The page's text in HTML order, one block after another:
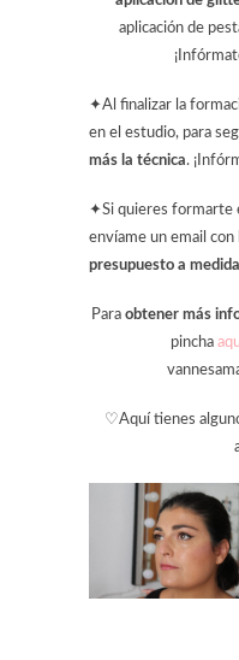
aplicación de
✦Al finalizar la
en el estudio, para
más la técnica.
✦Si quieres formarte
envíame un email
presupuesto a medida
Para obtener más
pincha
♡Aquí tienes